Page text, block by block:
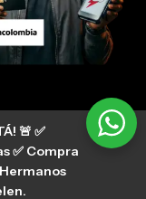
🚨 ✅
✅ Compra
consultar